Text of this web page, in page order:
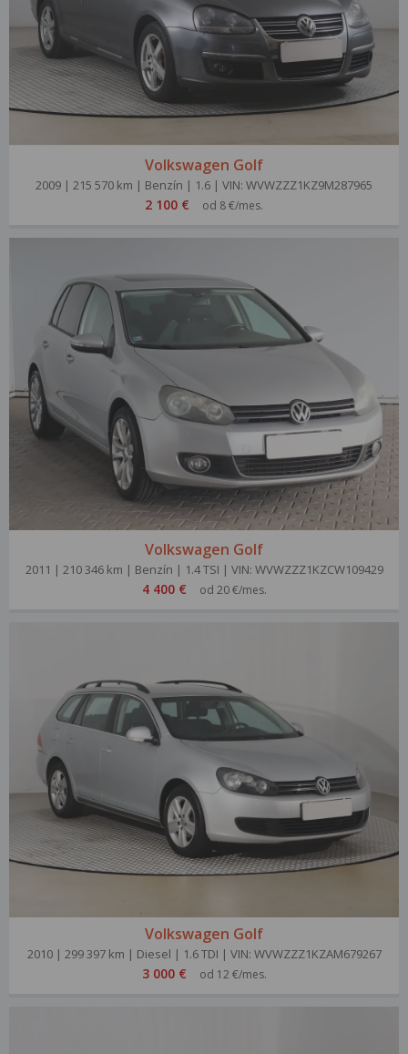
Volkswagen Golf
2009 | 215 570 km | Benzín | 1.6 | VIN: WVWZZZ1KZ9M287965
2 100 € od 8 €/mes.
Volkswagen Golf
2011 | 210 346 km | Benzín | 1.4 TSI | VIN: WVWZZZ1KZCW109429
4 400 € od 20 €/mes.
Volkswagen Golf
2010 | 299 397 km | Diesel | 1.6 TDI | VIN: WVWZZZ1KZAM679267
3 000 € od 12 €/mes.